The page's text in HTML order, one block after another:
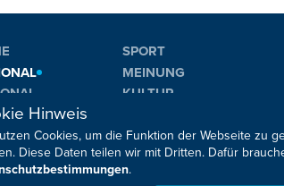
SPORT
MEINUNG
KULTUR
noch Fragen oder Anmerkungen?
Hinweis
Cookies, um die Funktion der Webseite zu
Diese Daten teilen wir mit Dritten. Dafür
.